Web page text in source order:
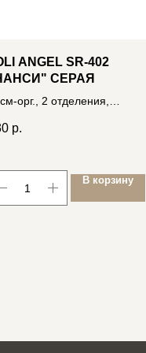
ANGEL SR-402
СЕРАЯ
орг., 2 отделения,
р.
В корзину